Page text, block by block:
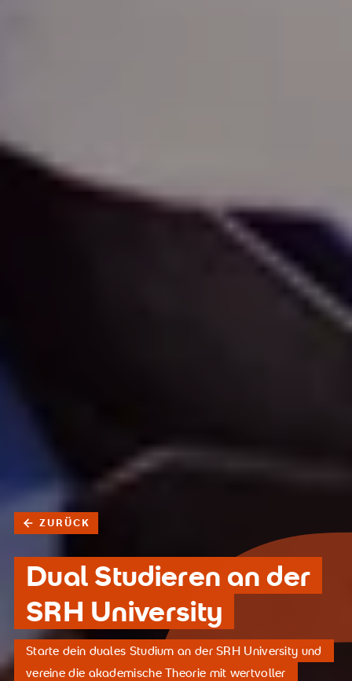
ZURÜCK
Dual Studieren an der
SRH University
Starte dein duales Studium an der SRH University und
vereine die akademische Theorie mit wertvoller